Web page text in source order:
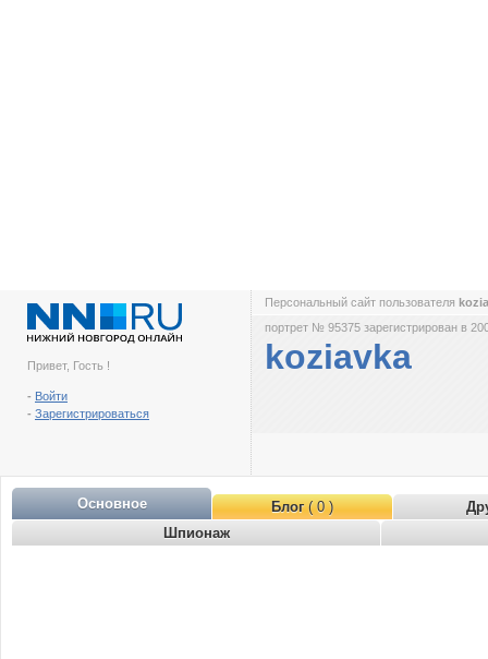
Привет, Гость !
- Войти
- Зарегистрироваться
Персональный сайт пользователя
портрет № 95375 зарегистрирован в
koziavka
Основное Блог( 0 )
Шпионаж